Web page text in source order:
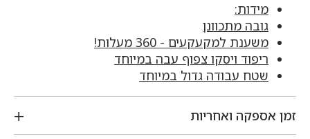
מידות:
גובה מתכוונן
משענת למקעקעים - 360 מעלות!
ריפוד ויסקו צפוף עבה במיוחד
שטח עבודה גדול במיוחד
זמן אספקה ואחריות